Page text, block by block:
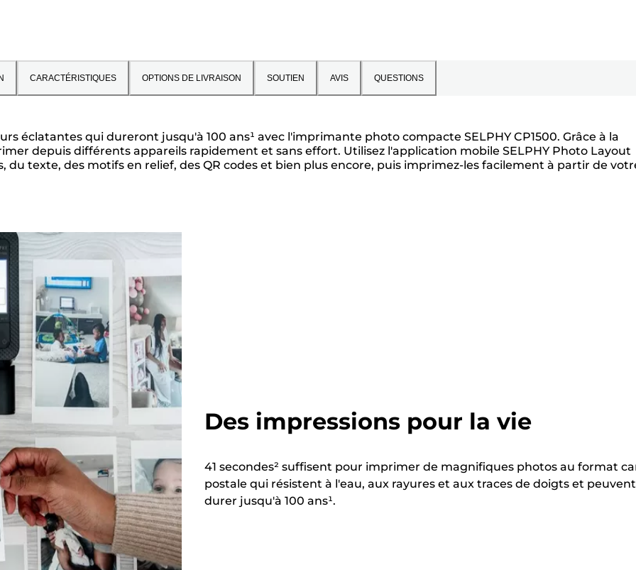
CARACTÉRISTIQUES OPTIONS DE LIVRAISON SOUTIEN AVIS QUESTIONS
éclatantes qui dureront jusqu'à 100 ans¹ avec l'imprimante photo compacte SELPHY CP1500. Grâce à la
depuis différents appareils rapidement et sans effort. Utilisez l'application mobile SELPHY Photo Layout
du texte, des motifs en relief, des QR codes et bien plus encore, puis imprimez-les facilement à partir de
Des impressions pour la vie
41 secondes² suffisent pour imprimer de magnifiques photos au format
postale qui résistent à l'eau, aux rayures et aux traces de doigts et peuvent
durer jusqu'à 100 ans¹.